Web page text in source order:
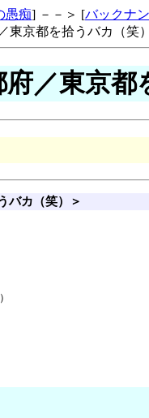
愚痴] －－＞ [バックナ
東京都を拾うバカ（笑
／東京都
バカ（笑）＞